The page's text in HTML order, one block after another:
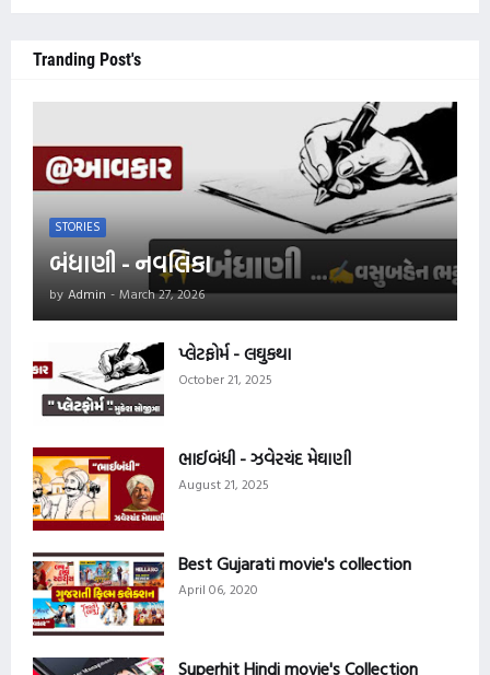
Tranding Post's
STORIES
બંધાણી - નવલિકા
by Admin - March 27, 2026
પ્લેટફોર્મ - લઘુકથા
October 21, 2025
ભાઈબંધી - ઝવેરચંદ મેઘાણી
August 21, 2025
Best Gujarati movie's collection
April 06, 2020
Superhit Hindi movie's Collection